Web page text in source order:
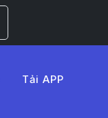
Tải APP